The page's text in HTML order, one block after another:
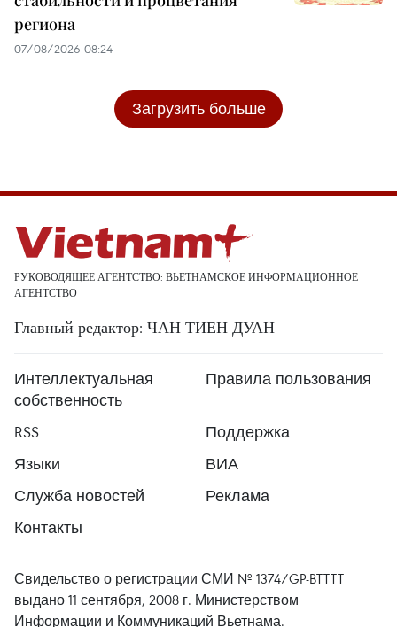
региона
07/08/2026 08:24
Загрузить больше
РУКОВОДЯЩЕЕ АГЕНТСТВО: ВЬЕТНАМСКОЕ ИНФОРМАЦИОННОЕ
АГЕНТСТВО
Главный редактор: ЧАН ТИЕН ДУАН
Интеллектуальная
собственность
Правила пользования
RSS
Поддержка
Языки
ВИА
Служба новостей
Реклама
Контакты
Свидельство о регистрации СМИ № 1374/GP-BTTTT
выдано 11 сентября, 2008 г. Министерством
Информации и Коммуникаций Вьетнама.